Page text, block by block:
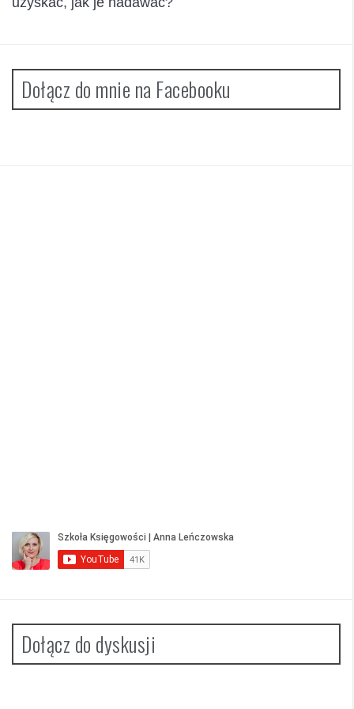
Dołącz do mnie na Facebooku
Dołącz do dyskusji